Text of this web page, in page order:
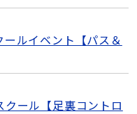
ールイベント【パス＆
クール【足裏コントロ